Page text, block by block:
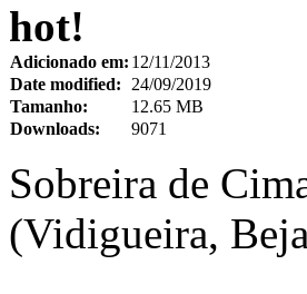
hot!
Adicionado em: 12/11/2013
Date modified:
24/09/2019
Tamanho:
12.65 MB
Downloads:
9071
Sobreira de
(Vidigueira,